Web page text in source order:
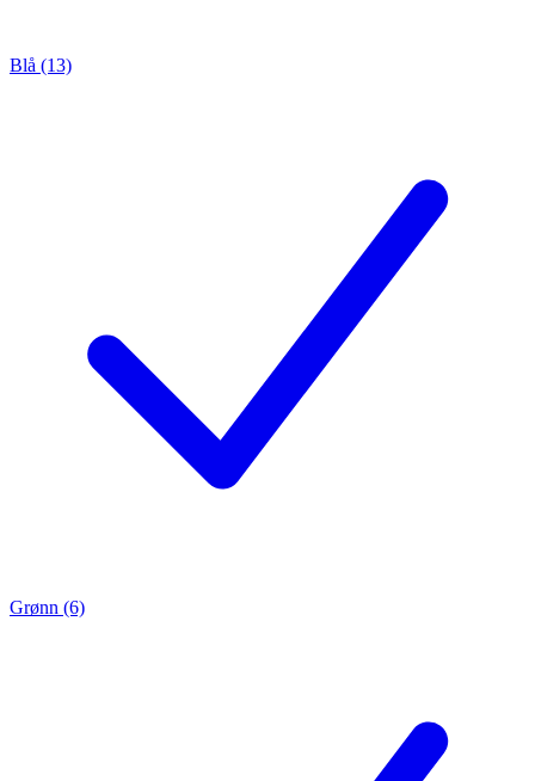
Blå (13)
Grønn (6)